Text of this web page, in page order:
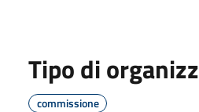
Tipo di
commissione